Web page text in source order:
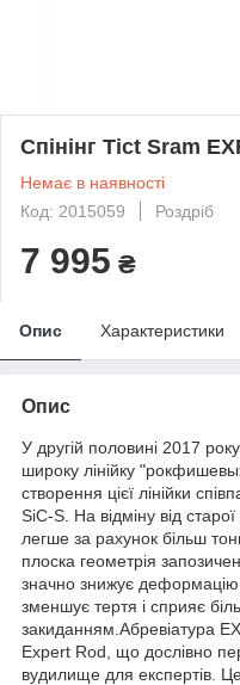
Спінінг Tict Sram
Немає в наявності
Код: 2015059
Роздріб
7 995 ₴
Опис Характеристики
Опис
У другій половині 2017
широку лінійку
створення цієї лінійки
SiC-S. На відміну від
легше за рахунок більш
плоска геометрія
значно знижує деформацію
зменшує тертя і сприяє
закиданням.Абревіатура
Expert Rod, що дослівно
вудилище для експертів.